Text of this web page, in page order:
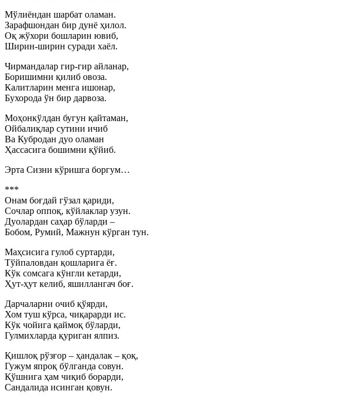
Мўлиёндан шарбат оламан.
Зарафшондан бир дунё ҳилол.
Оқ жўхори бошларин ювиб,
Ширин-ширин суради хаёл.
Чирмандалар гир-гир айланар,
Боришимни қилиб овоза.
Калитларин менга ишонар,
Бухорода ўн бир дарвоза.
Моҳонкўлдан бугун қайтаман,
Ойбалиқлар сутини ичиб
Ва Кубродан дуо оламан
Ҳассасига бошимни қўйиб.
Эрта Сизни кўришга боргум…
***
Онам боғдай гўзал қариди,
Сочлар оппоқ, кўйлаклар узун.
Дуолардан саҳар бўларди –
Бобом, Румий, Мажнун кўрган тун.
Маҳсисига гулоб суртарди,
Тўйпаловдан қошларига ёғ.
Кўк сомсага кўнгли кетарди,
Ҳут-ҳут келиб, яшиллангач боғ.
Дарчаларни очиб қўярди,
Хом туш кўрса, чиқарарди ис.
Кўк чойига қаймоқ бўларди,
Гулмихларда қуриган ялпиз.
Қишлоқ рўзғор – ҳандалак – қоқ,
Гужум япроқ бўлганда совун.
Қўшнига ҳам чиқиб борарди,
Сандалида исинган қовун.